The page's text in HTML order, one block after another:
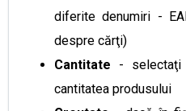
diferite denumiri -
despre cărţi)
Cantitate - selectaţi
cantitatea produsului